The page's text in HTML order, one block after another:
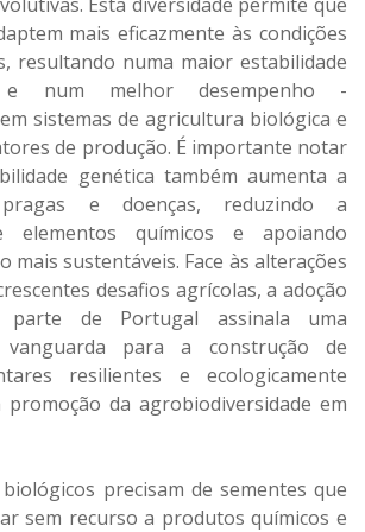
mais eficazmente às condições
resultando numa maior estabilidade
num melhor desempenho -
sistemas de agricultura biológica e
de produção. É importante notar
genética também aumenta a
e doenças, reduzindo a
elementos químicos e apoiando
mais sustentáveis. Face às alterações
desafios agrícolas, a adoção
de Portugal assinala uma
vanguarda para a construção de
resilientes e ecologicamente
da agrobiodiversidade em
precisam de sementes que
sem recurso a produtos químicos e